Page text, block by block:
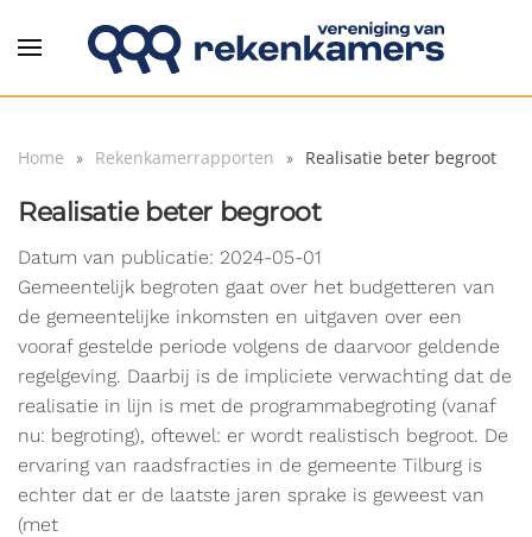
Overslaan en naar de inhoud gaan
Home Rekenkamerrapporten Realisatie beter begroot
Realisatie beter begroot
Datum van publicatie: 2024-05-01
Gemeentelijk begroten gaat over het budgetteren van
de gemeentelijke inkomsten en uitgaven over een
vooraf gestelde periode volgens de daarvoor geldende
regelgeving. Daarbij is de impliciete verwachting dat de
realisatie in lijn is met de programmabegroting (vanaf
nu: begroting), oftewel: er wordt realistisch begroot. De
ervaring van raadsfracties in de gemeente Tilburg is
echter dat er de laatste jaren sprake is geweest van
(met